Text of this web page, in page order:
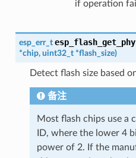
if operation
esp_err_t
*chip, uint32_t *flash_size)
Detect flash size based
备注
Most flash chips use a
ID, where the lower 4
power of 2. If the